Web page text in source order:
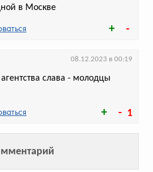
в Москве
1
слава - молодцы
08.12.2023 в 00:19